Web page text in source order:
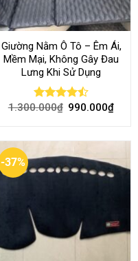
Giường Nằm Ô Tô – Êm Ái,
Mềm Mại, Không Gây Đau
Lưng Khi Sử Dụng
Rated
1.300.000₫ 990.000₫
-37%